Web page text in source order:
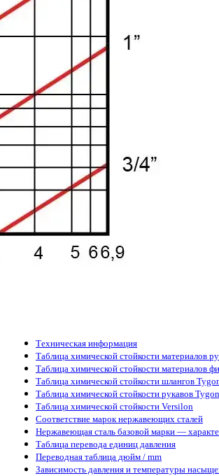
Техническая информация
Таблица химической стойкости материалов
Таблица химической стойкости материалов
Таблица химической стойкости шлангов
Таблица химической стойкости рукавов
Таблица химической стойкости Versilon
Соответствие марок нержавеющих сталей
Нержавеющая сталь базовой марки —
Таблица перевода единиц давления
Переводная таблица дюйм / mm
Зависимость давления и температуры